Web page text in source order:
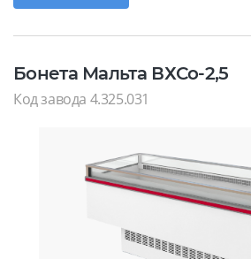
Бонета Мальта ВХСо-2,5
Код завода 4.325.031